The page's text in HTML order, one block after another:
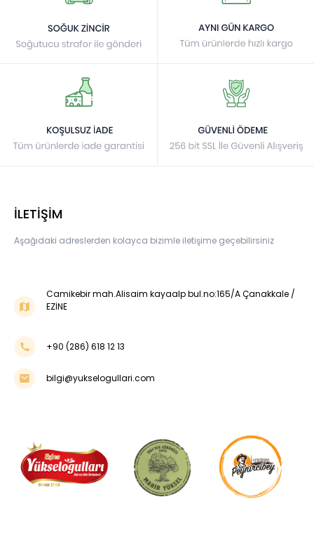
İLETİŞİM
Aşağıdaki adreslerden kolayca bizimle iletişime geçebilirsiniz
Camikebir mah.Alisaim kayaalp bul.no:165/A Çanakkale /
EZİNE
+90 (286) 618 12 13
bilgi@yukselogullari.com